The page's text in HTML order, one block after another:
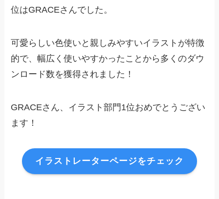
位はGRACEさんでした。
可愛らしい色使いと親しみやすいイラストが特徴
的で、幅広く使いやすかったことから多くのダウ
ンロード数を獲得されました！
GRACEさん、イラスト部門1位おめでとうござい
ます！
イラストレーターページをチェック